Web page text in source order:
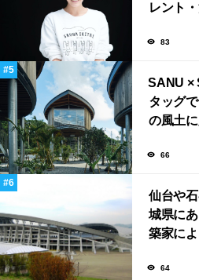
レント
持ちい
83
SANU ×
タッグ
の風土
66
仙台や
城県に
築家に
品
64